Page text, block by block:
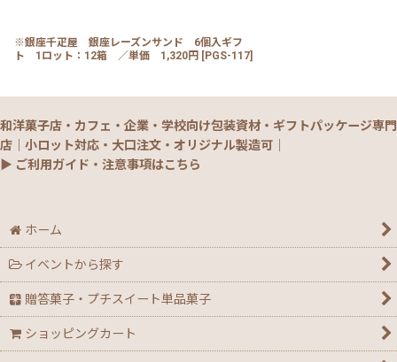
※銀座千疋屋 銀座レーズンサンド 6個入ギフ
ト 1ロット：12箱 ／単価 1,320円 [PGS-117]
和洋菓子店・カフェ・企業・学校向け包装資材・ギフトパッケージ専門
店｜小ロット対応・大口注文・オリジナル製造可｜
▶ ご利用ガイド・注意事項はこちら
ホーム
イベントから探す
贈答菓子・プチスイート単品菓子
ショッピングカート